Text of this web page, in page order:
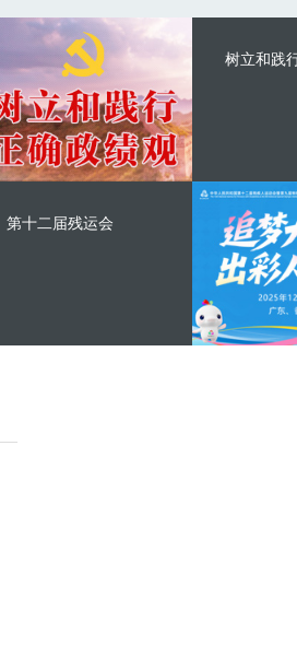
树立和践
第十二届残运会